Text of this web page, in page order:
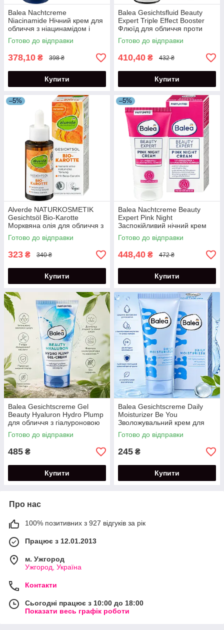
Balea Nachtcreme
Niacinamide Нічний крем для
обличчя з ніацинамідом і
олією виноградних кісточок
50 мл
Готово до відправки
378,10 ₴ 398 ₴
Купити
Balea Gesichtsfluid Beauty
Expert Triple Effect Booster
Флюїд для обличчя проти
старіння шкіри 30 мл
Готово до відправки
410,40 ₴ 432 ₴
Купити
–5%
Alverde NATURKOSMETIK
Gesichtsöl Bio-Karotte
Морквяна олія для обличчя з
бета-каротином 30 мл
Готово до відправки
323 ₴ 340 ₴
Купити
–5%
Balea Nachtcreme Beauty
Expert Pink Night
Заспокійливий нічний крем
для обличчя 50 мл
Готово до відправки
448,40 ₴ 472 ₴
Купити
Balea Gesichtscreme Gel
Beauty Hyaluron Hydro Plump
для обличчя з гіалуроновою
кислотою, 50 мл
Готово до відправки
485 ₴
Купити
Balea Gesichtscreme Daily
Moisturizer Be You
Зволожувальний крем для
обличчя Be You 50 мл
Готово до відправки
245 ₴
Купити
Про нас
100% позитивних з 927 відгуків за рік
Працює з 12.01.2013
м. Ужгород
Ужгород, Україна
Контакти
Сьогодні працює з 10:00 до 18:00
Показати весь графік роботи